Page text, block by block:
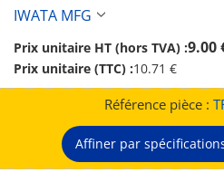
IWATA MFG
Prix unitaire HT (hors TVA) :9.00
Prix unitaire (TTC) :10.71 €
Référence pièce :
Affiner par